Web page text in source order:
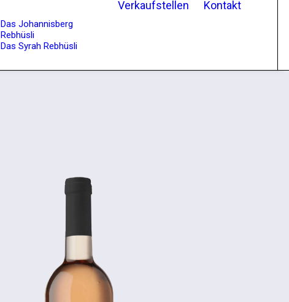
Das Johannisberg
Rebhüsli
Das Syrah Rebhüsli
Verkaufstellen Kontakt